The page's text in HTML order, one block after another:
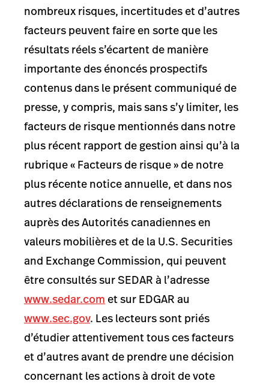
nombreux risques, incertitudes et d’autres
facteurs peuvent faire en sorte que les
résultats réels s’écartent de manière
importante des énoncés prospectifs
contenus dans le présent communiqué de
presse, y compris, mais sans s’y limiter, les
facteurs de risque mentionnés dans notre
plus récent rapport de gestion ainsi qu’à la
rubrique « Facteurs de risque » de notre
plus récente notice annuelle, et dans nos
autres déclarations de renseignements
auprès des Autorités canadiennes en
valeurs mobilières et de la U.S. Securities
and Exchange Commission, qui peuvent
être consultés sur SEDAR à l’adresse
www.sedar.com et sur EDGAR au
www.sec.gov. Les lecteurs sont priés
d’étudier attentivement tous ces facteurs
et d’autres avant de prendre une décision
concernant les actions à droit de vote